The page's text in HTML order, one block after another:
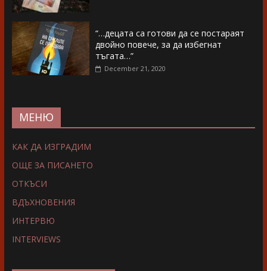
“…децата са готови да се постараят
двойно повече, за да избегнат
тъгата…”
December 21, 2020
МЕНЮ
КАК ДА ИЗГРАДИМ
ОЩЕ ЗА ПИСАНЕТО
ОТКЪСИ
ВДЪХНОВЕНИЯ
ИНТЕРВЮ
INTERVIEWS